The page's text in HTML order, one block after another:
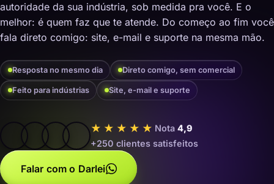
autoridade da sua indústria, sob medida pra você. E o
melhor: é quem faz que te atende. Do começo ao fim você
fala direto comigo: site, e-mail e suporte na mesma mão.
Resposta no mesmo dia Direto comigo, sem comercial
Feito para indústrias Site, e-mail e suporte
★★★★★ Nota 4,9
+250 clientes satisfeitos
Falar com o Darlei